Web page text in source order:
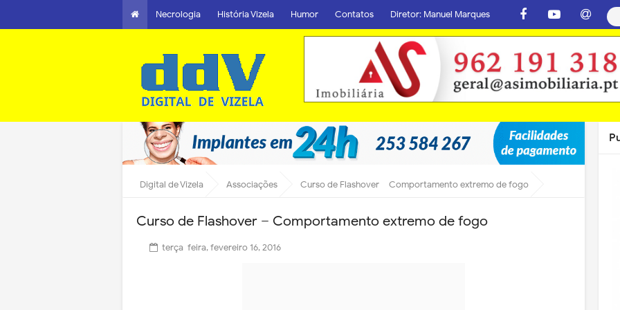
Necrologia História Vizela Humor Contatos Diretor: Manuel Marques
Digital de Vizela Associações Curso de Flashover – Comportamento extremo de fogo
Curso de Flashover – Comportamento extremo de fogo
terça-feira, fevereiro 16, 2016